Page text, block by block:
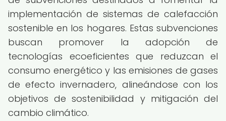
implementación de sistemas de calefacción
sostenible en los hogares. Estas subvenciones
buscan promover la adopción de
tecnologías ecoeficientes que reduzcan el
consumo energético y las emisiones de gases
de efecto invernadero, alineándose con los
objetivos de sostenibilidad y mitigación del
cambio climático.